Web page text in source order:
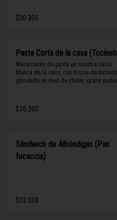
$30.300
Pasta Corta de la casa
Macarrones de pasta en nuestra salsa
blanca de la casa, con trozos de
glaseada en miel de chiles, grana
$30.300
Sándwich de Albóndigas (Pan
focaccia)
$32.000